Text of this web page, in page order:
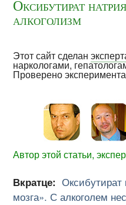
Оксибутират
алкоголизм
Этот сайт сделан
наркологами,
Проверено
Автор этой статьи,
Вкратце:
мозга». С алкоголем